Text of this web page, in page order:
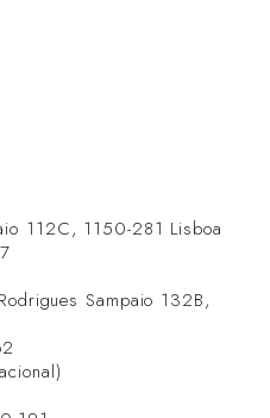
112C, 1150-281 Lisboa
Sampaio 132B,